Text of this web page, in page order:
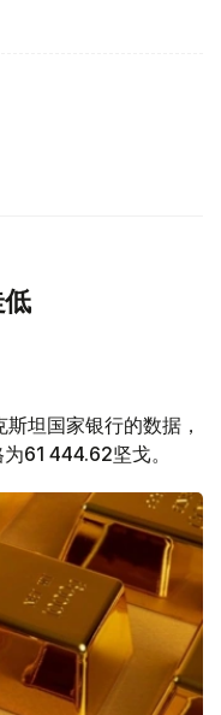
斯坦国家银行的数据，
61 444.62坚戈。